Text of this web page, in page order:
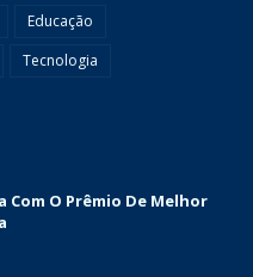
Educação
Tecnologia
Com O Prêmio De Melhor